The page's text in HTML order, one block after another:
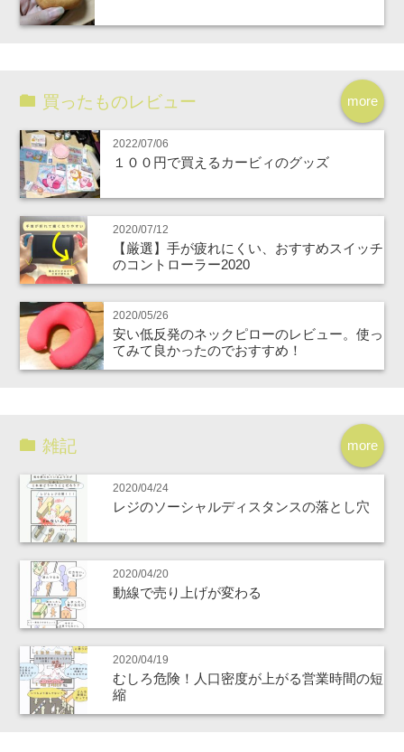
more
買ったものレビュー
2022/07/06
１００円で買えるカービィのグッズ
2020/07/12
【厳選】手が疲れにくい、おすすめスイッチ
のコントローラー2020
2020/05/26
安い低反発のネックピローのレビュー。使っ
てみて良かったのでおすすめ！
more
雑記
2020/04/24
レジのソーシャルディスタンスの落とし穴
2020/04/20
動線で売り上げが変わる
2020/04/19
むしろ危険！人口密度が上がる営業時間の短
縮